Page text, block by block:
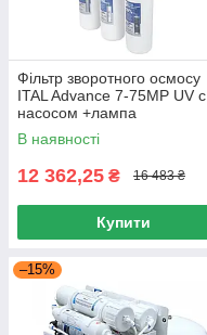
Фільтр зворотного осмосу
ITAL Advance 7-75MP UV с
насосом +лампа
В наявності
12 362,25 ₴ 16 483 ₴
Купити
–15%